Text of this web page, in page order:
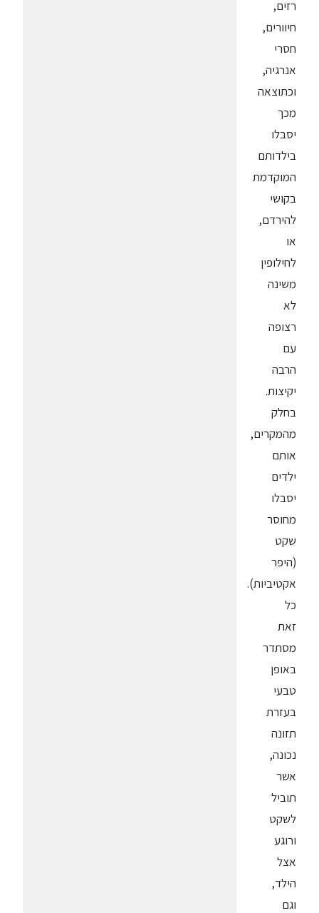
רזים,
חיוורים,
חסרי
אנרגיה,
וכתוצאה
מכך
יסבלו
בילדותם
המוקדמת
בקושי
להירדם,
או
לחילופין
משינה
לא
רצופה
עם
הרבה
יקיצות.
בחלק
מהמקרים,
אותם
ילדים
יסבלו
מחוסר
שקט
(היפר
אקטיביות).
כל
זאת
מסתדר
באופן
טבעי
בעזרת
תזונה
נכונה,
אשר
תוביל
לשקט
ורוגע
אצל
הילד,
וגם